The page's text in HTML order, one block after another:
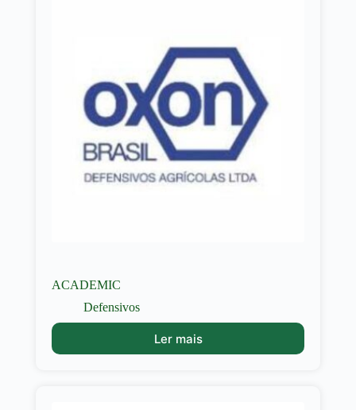
ACADEMIC
Defensivos
Ler mais